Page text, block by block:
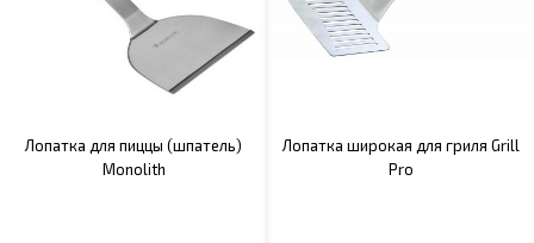
Лопатка для пиццы (шпатель)
Monolith
Лопатка широкая для гриля Grill
Pro